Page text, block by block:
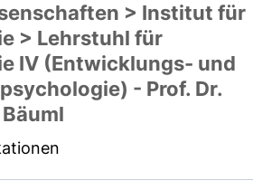
> Institut für
> Lehrstuhl für
IV (Entwicklungs- und
- Prof. Dr.